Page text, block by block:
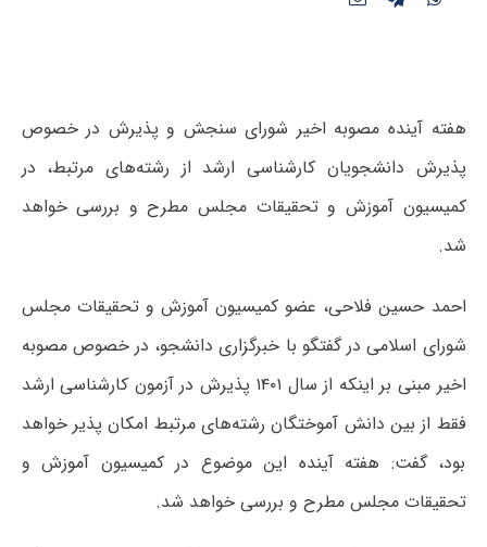
هفته آینده مصوبه اخیر شورای سنجش و پذیرش در خصوص
پذیرش دانشجویان کارشناسی ارشد از رشته‌های مرتبط، در
کمیسیون آموزش و تحقیقات مجلس مطرح و بررسی خواهد
شد.
احمد حسین فلاحی، عضو کمیسیون آموزش و تحقیقات مجلس
شورای اسلامی در گفتگو با خبرگزاری دانشجو، در خصوص مصوبه
اخیر مبنی بر اینکه از سال ۱۴۰۱ پذیرش در آزمون کارشناسی ارشد
فقط از بین دانش آموختگان رشته‌های مرتبط امکان پذیر خواهد
بود، گفت: هفته آینده این موضوع در کمیسیون آموزش و
تحقیقات مجلس مطرح و بررسی خواهد شد.